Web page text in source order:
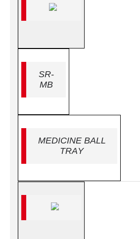
SR-
MB
MEDICINE BALL
TRAY